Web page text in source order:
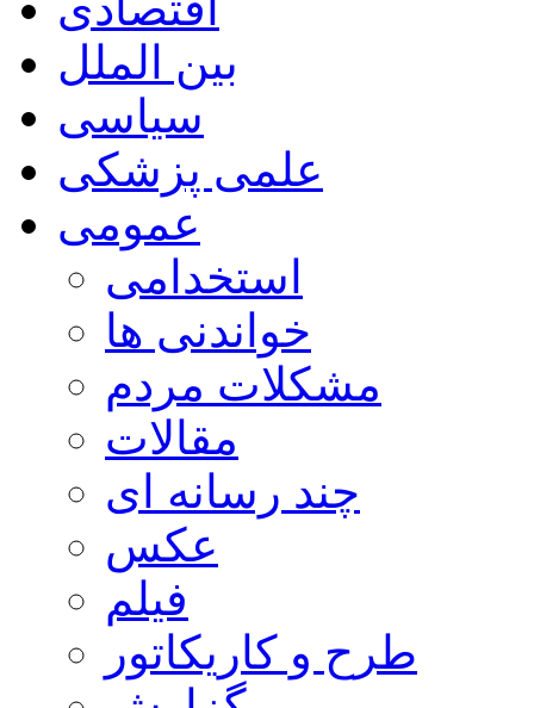
بین الملل
سیاسی
علمی پزشکی
عمومی
استخدامی
خواندنی ها
مشکلات مردم
مقالات
چند رسانه ای
عکس
فیلم
طرح و کاریکاتور